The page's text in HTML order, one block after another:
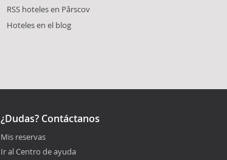
RSS hoteles en Pârscov
Hoteles en el blog
¿Dudas? Contáctanos
Mis reservas
Ir al Centro de ayuda